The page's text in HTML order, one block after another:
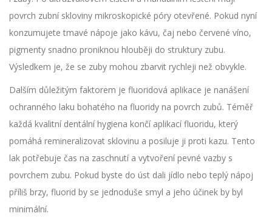
povrch zubní skloviny mikroskopické póry otevřené. Pokud nyní
konzumujete tmavé nápoje jako kávu, čaj nebo červené víno,
pigmenty snadno proniknou hlouběji do struktury zubu.
Výsledkem je, že se zuby mohou zbarvit rychleji než obvykle.
Dalším důležitým faktorem je fluoridová aplikace je nanášení
ochranného laku bohatého na fluoridy na povrch zubů. Téměř
každá kvalitní dentální hygiena končí aplikací fluoridu, který
pomáhá remineralizovat sklovinu a posiluje ji proti kazu. Tento
lak potřebuje čas na zaschnutí a vytvoření pevné vazby s
povrchem zubu. Pokud byste do úst dali jídlo nebo teplý nápoj
příliš brzy, fluorid by se jednoduše smyl a jeho účinek by byl
minimální.